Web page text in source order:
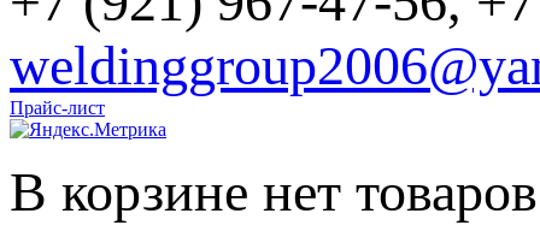
Прайс-лист
В корзине нет товаров